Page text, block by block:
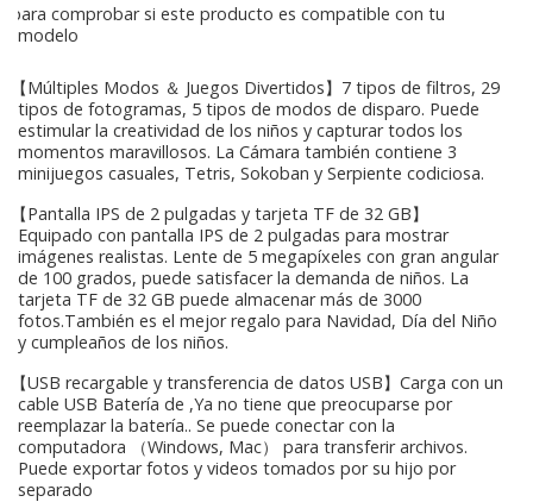
para comprobar si este producto es compatible con tu
modelo
【Múltiples Modos ＆ Juegos Divertidos】7 tipos de filtros, 29
tipos de fotogramas, 5 tipos de modos de disparo. Puede
estimular la creatividad de los niños y capturar todos los
momentos maravillosos. La Cámara también contiene 3
minijuegos casuales, Tetris, Sokoban y Serpiente codiciosa.
【Pantalla IPS de 2 pulgadas y tarjeta TF de 32 GB】
Equipado con pantalla IPS de 2 pulgadas para mostrar
imágenes realistas. Lente de 5 megapíxeles con gran angular
de 100 grados, puede satisfacer la demanda de niños. La
tarjeta TF de 32 GB puede almacenar más de 3000
fotos.También es el mejor regalo para Navidad, Día del Niño
y cumpleaños de los niños.
【USB recargable y transferencia de datos USB】Carga con un
cable USB Batería de ,Ya no tiene que preocuparse por
reemplazar la batería.. Se puede conectar con la
computadora （Windows, Mac） para transferir archivos.
Puede exportar fotos y videos tomados por su hijo por
separado